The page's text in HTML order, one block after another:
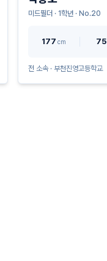
미드필더 · 1학년 · No.20
177 cm 75
전 소속 · 부천진영고등학교